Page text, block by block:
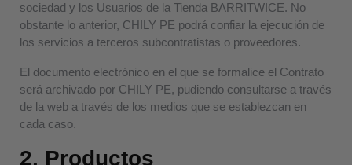
sociedad y los Usuarios de la Tienda BARRITWICE. No
obstante lo anterior, CHILY PE podrá confiar la ejecución de
los servicios a terceros subcontratistas o proveedores.
El documento electrónico en el que se formalice el Contrato
será archivado por CHILY PE, pudiendo consultarse a través
de la web a través de los medios que se establezcan en
cada caso.
2. Productos